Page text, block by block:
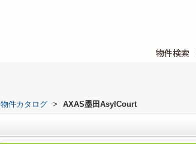
物件検索
物件カタログ > AXAS墨田AsylCourt